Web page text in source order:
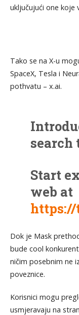
uključujući one koje
Tako se na X-u
SpaceX, Tesla i
pothvatu – x.ai.
search
Start
web at
https://
—
Dok je Mask
bude cool
ničim posebnim ne
poveznice.
Korisnici mogu
usmjeravaju na